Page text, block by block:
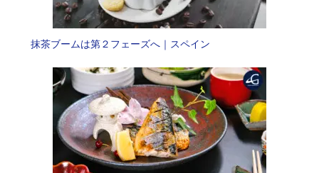
抹茶ブームは第２フェーズへ｜スペイン